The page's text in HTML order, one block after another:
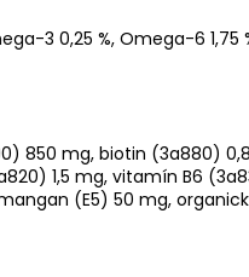
3 0,25 %, Omega-6 1,75
850 mg, biotin (3a880)
1,5 mg, vitamín B6
(E5) 50 mg,